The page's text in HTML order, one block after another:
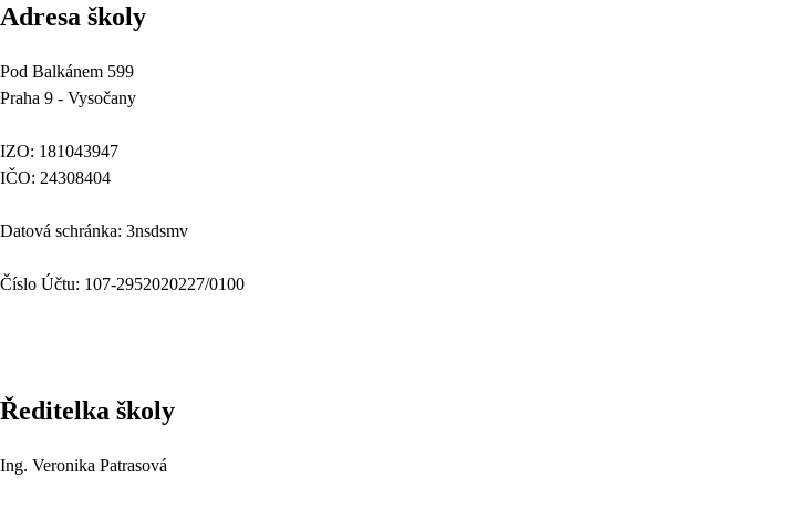
Adresa školy
Pod Balkánem 599
Praha 9 - Vysočany
IZO: 181043947
IČO: 24308404
Datová schránka: 3nsdsmv
Číslo Účtu: 107-2952020227/0100
Ředitelka školy
Ing. Veronika Patrasová